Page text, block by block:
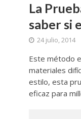
La
saber si
24 julio, 2014
Este método
materiales
estilo, esta
eficaz para